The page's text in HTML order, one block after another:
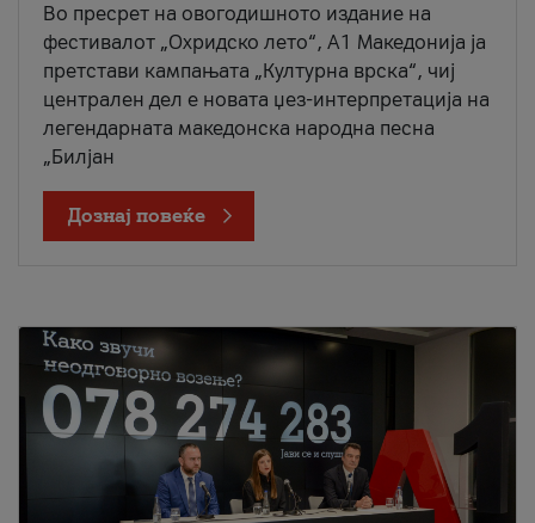
Во пресрет на овогодишното издание на
фестивалот „Охридско лето“, А1 Македонија ја
претстави кампањата „Културна врска“, чиј
централен дел е новата џез-интерпретација на
легендарната македонска народна песна
„Билјан
Дознај повеќе